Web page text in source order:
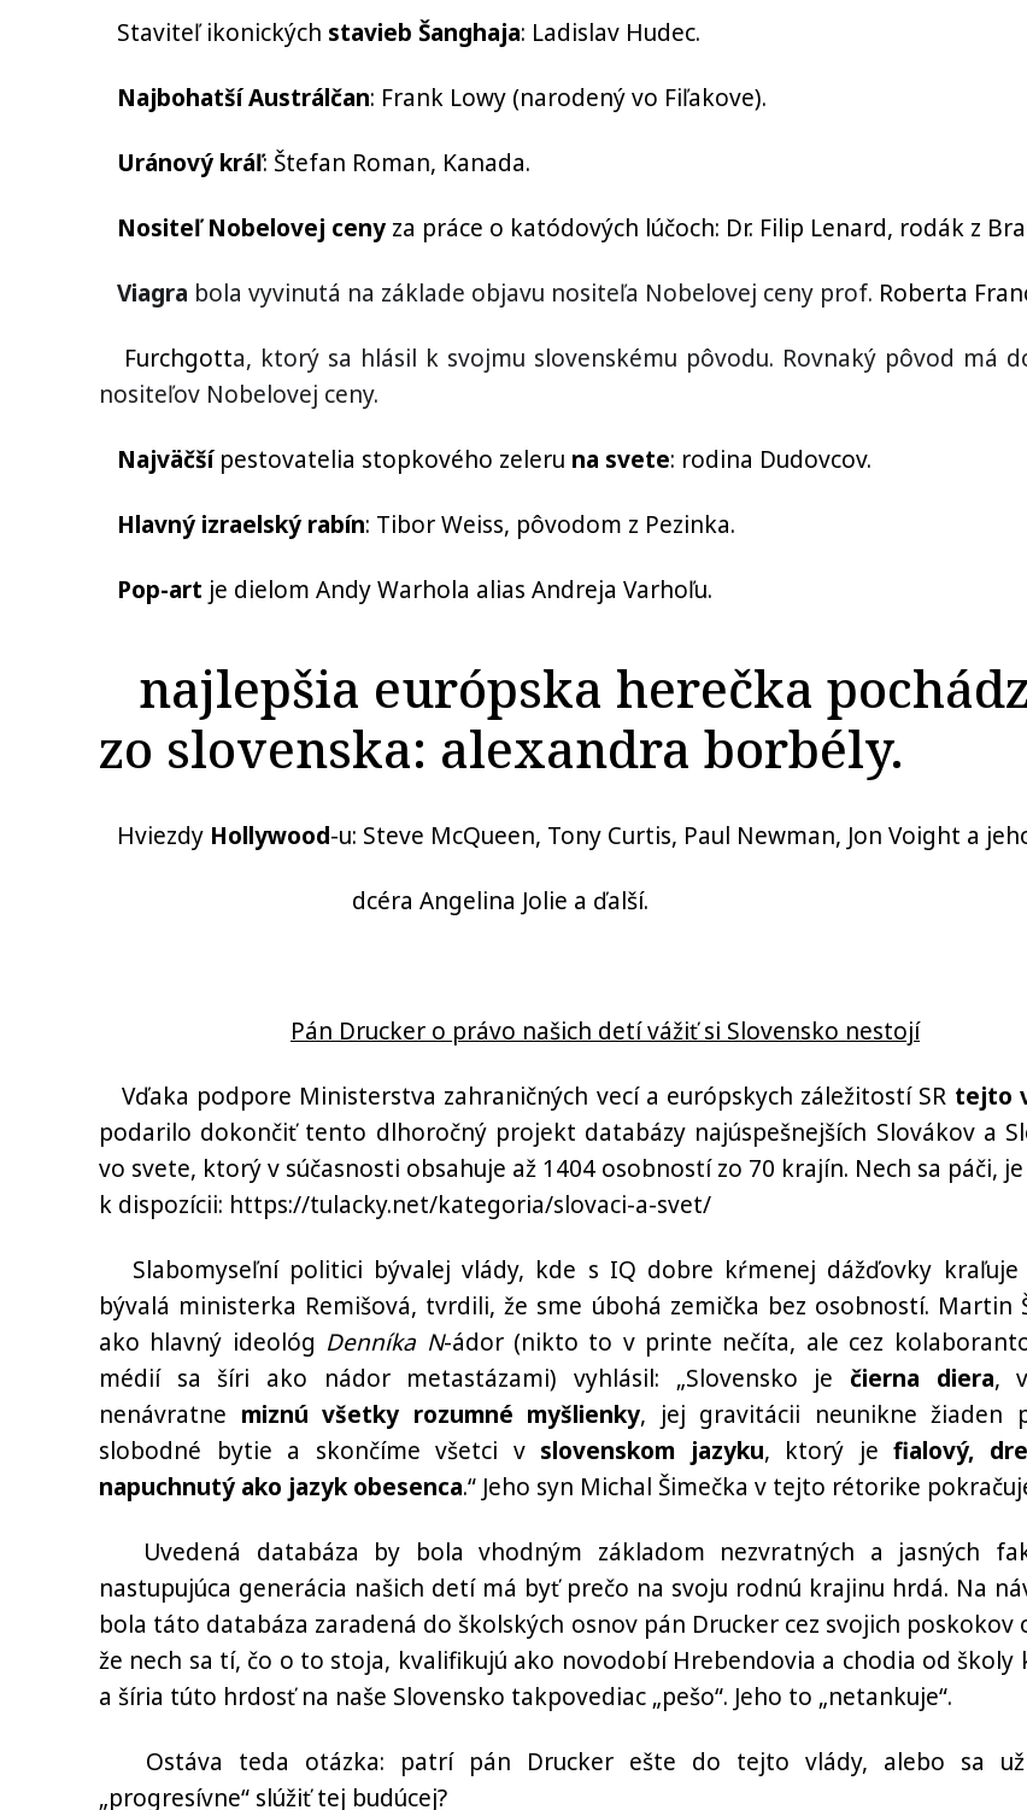
Staviteľ ikonických stavieb Šanghaja: Ladislav Hudec.
Najbohatší Austrálčan: Frank Lowy (narodený vo Fiľakove).
Uránový kráľ: Štefan Roman, Kanada.
Nositeľ Nobelovej ceny za práce o katódových lúčoch: Dr. Filip Lenard, rodák z
Viagra bola vyvinutá na základe objavu nositeľa Nobelovej ceny prof. Roberta
Furchgotta, ktorý sa hlásil k svojmu slovenskému pôvodu. Rovnaký pôvod má
nositeľov Nobelovej ceny.
Najväčšípestovatelia stopkového zeleru na svete: rodina Dudovcov.
Hlavný izraelský rabín: Tibor Weiss, pôvodom z Pezinka.
Pop-art je dielom Andy Warhola alias Andreja Varhoľu.
najlepšia európska herečka
zo slovenska: alexandra borbély.
Hviezdy Hollywood-u: Steve McQueen, Tony Curtis, Paul Newman, Jon Voight a
dcéra Angelina Jolie a ďalší.
Pán Drucker o právo našich detí vážiť si Slovensko nestojí
Vďaka podpore Ministerstva zahraničných vecí a európskych záležitostí SR tejto
podarilo dokončiť tento dlhoročný projekt databázy najúspešnejších Slovákov a
vo svete, ktorý v súčasnosti obsahuje až 1404 osobností zo 70 krajín. Nech sa páči,
k dispozícii: https://tulacky.net/kategoria/slovaci-a-svet/
Slabomyseľní politici bývalej vlády, kde s IQ dobre kŕmenej dážďovky kraľuje
bývalá ministerka Remišová, tvrdili, že sme úbohá zemička bez osobností. Martin
ako hlavný ideológ Denníka N-ádor (nikto to v printe nečíta, ale cez
médií sa šíri ako nádor metastázami) vyhlásil: „Slovensko je čierna diera,
nenávratne miznú všetky rozumné myšlienky, jej gravitácii neunikne žiaden
slobodné bytie a skončíme všetci v slovenskom jazyku, ktorý je fialový,
napuchnutý ako jazyk obesenca.“ Jeho syn Michal Šimečka v tejto rétorike
Uvedená databáza by bola vhodným základom nezvratných a jasných
nastupujúca generácia našich detí má byť prečo na svoju rodnú krajinu hrdá. Na
bola táto databáza zaradená do školských osnov pán Drucker cez svojich poskokov
že nech sa tí, čo o to stoja, kvalifikujú ako novodobí Hrebendovia a chodia od školy
a šíria túto hrdosť na naše Slovensko takpovediac „pešo“. Jeho to „netankuje“.
Ostáva teda otázka: patrí pán Drucker ešte do tejto vlády, alebo sa už
„progresívne“ slúžiť tej budúcej?